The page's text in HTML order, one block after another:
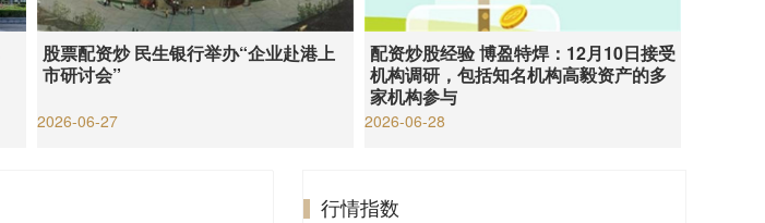
股票配资炒 民生银行举办“企业赴港上
市研讨会”
2026-06-27
配资炒股经验 博盈特焊：12月10日接受
机构调研，包括知名机构高毅资产的多
家机构参与
2026-06-28
行情指数